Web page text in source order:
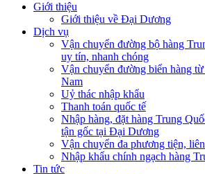
Giới thiệu
Giới thiệu về Đại Dương
Dịch vụ
Vận chuyển đường bộ hàng
uy tín, nhanh chóng
Vận chuyển đường biển hàng
Nam
Uỷ thác nhập khẩu
Thanh toán quốc tế
Nhập hàng, đặt hàng Trung
tận gốc tại Đại Dương
Vận chuyển đa phương tiện,
Nhập khẩu chính ngạch hàng
Tin tức